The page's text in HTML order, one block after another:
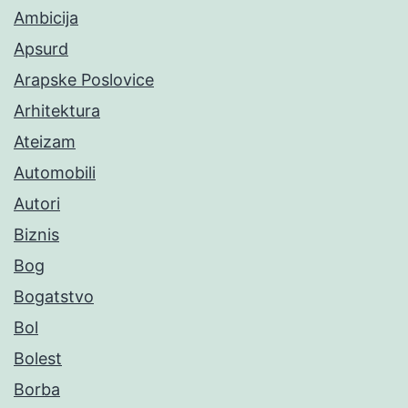
Ambicija
Apsurd
Arapske Poslovice
Arhitektura
Ateizam
Automobili
Autori
Biznis
Bog
Bogatstvo
Bol
Bolest
Borba